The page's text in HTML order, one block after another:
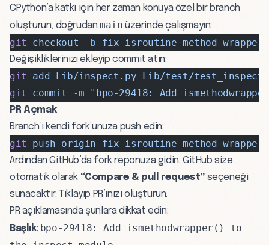
CPython’a katkı için her zaman konuya özel bir branch
oluşturun; doğrudan main üzerinde çalışmayın:
git checkout -b fix-isroutine-method-wrapper
Değişikliklerinizi ekleyip commit atın:
git add Lib/inspect.py Lib/test/
git commit -m "bpo-29418: Add
PR Açmak
Branch’ı kendi fork’unuza push edin:
git push origin fix-isroutine-method-wrapper
Ardından GitHub’da fork reponuza gidin. GitHub size
otomatik olarak “Compare & pull request” seçeneği
sunacaktır. Tıklayıp PR’ınızı oluşturun.
PR açıklamasında şunlara dikkat edin:
Başlık: bpo-29418: Add ismethodwrapper() to